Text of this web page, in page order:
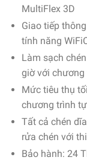
MultiFlex 3D
Giao tiếp
tính năng
Làm sạch
giờ với chương
Mức tiêu thụ
chương trình
Tất cả chén
rửa chén với
Bảo hành: 24